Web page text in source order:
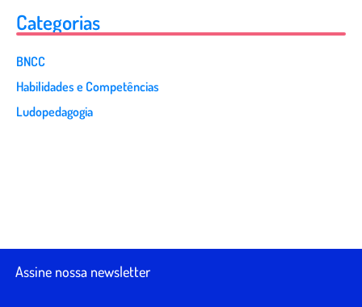
Categorias
BNCC
Habilidades e Competências
Ludopedagogia
Assine nossa newsletter